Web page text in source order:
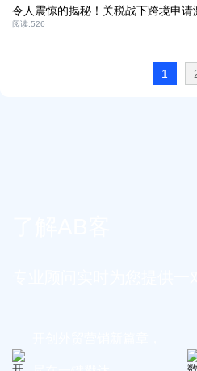
令人震惊的揭秘！关税战下跨境申请
阅读:526
1